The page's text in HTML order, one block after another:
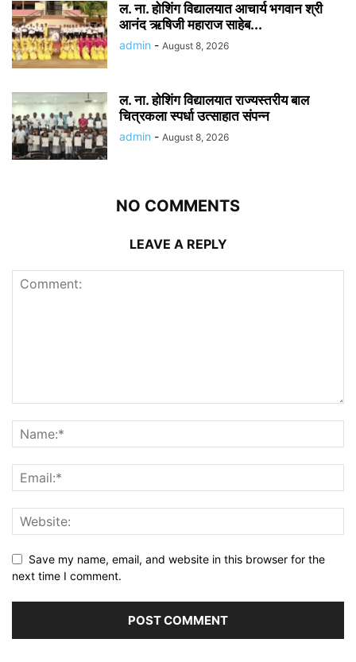
ल. ना. होशिंग विद्यालयात आचार्य भगवान श्री
आनंद ऋषिजी महाराज साहेब...
admin - August 8, 2026
ल. ना. होशिंग विद्यालयात राज्यस्तरीय बाल
चित्रकला स्पर्धा उत्साहात संपन्न
admin - August 8, 2026
NO COMMENTS
LEAVE A REPLY
Save my name, email, and website in this browser for the
next time I comment.